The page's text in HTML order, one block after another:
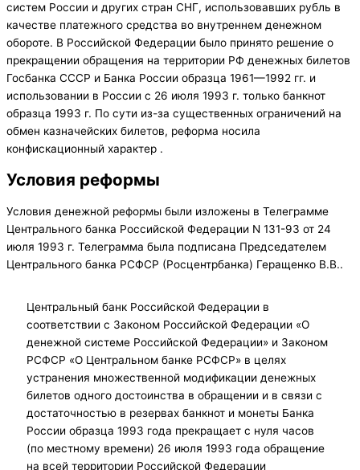
систем России и других стран СНГ, использовавших рубль в
качестве платежного средства во внутреннем денежном
обороте. В Российской Федерации было принято решение о
прекращении обращения на территории РФ денежных билетов
Госбанка СССР и Банка России образца 1961—1992 гг. и
использовании в России с 26 июля 1993 г. только банкнот
образца 1993 г. По сути из-за существенных ограничений на
обмен казначейских билетов, реформа носила
конфискационный характер .
Условия реформы
Условия денежной реформы были изложены в Телеграмме
Центрального банка Российской Федерации N 131-93 от 24
июля 1993 г. Телеграмма была подписана Председателем
Центрального банка РСФСР (Росцентрбанка) Геращенко В.В..
Центральный банк Российской Федерации в
соответствии с Законом Российской Федерации «О
денежной системе Российской Федерации» и Законом
РСФСР «О Центральном банке РСФСР» в целях
устранения множественной модификации денежных
билетов одного достоинства в обращении и в связи с
достаточностью в резервах банкнот и монеты Банка
России образца 1993 года прекращает с нуля часов
(по местному времени) 26 июля 1993 года обращение
на всей территории Российской Федерации